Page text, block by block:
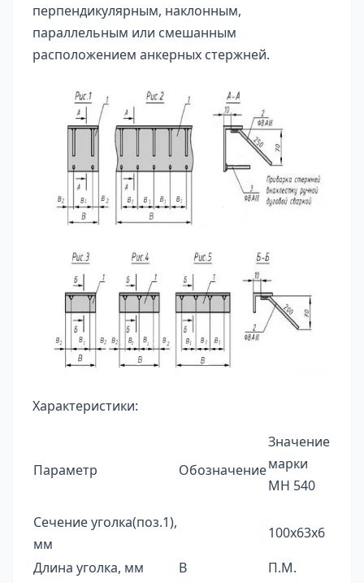
перпендикулярным, наклонным,
параллельным или смешанным
расположением анкерных стержней.
Характеристики:
Параметр Обозначение
Значение
марки
МН 540
Сечение уголка(поз.1),
мм
100х63х6
Длина уголка, мм
В
П.М.